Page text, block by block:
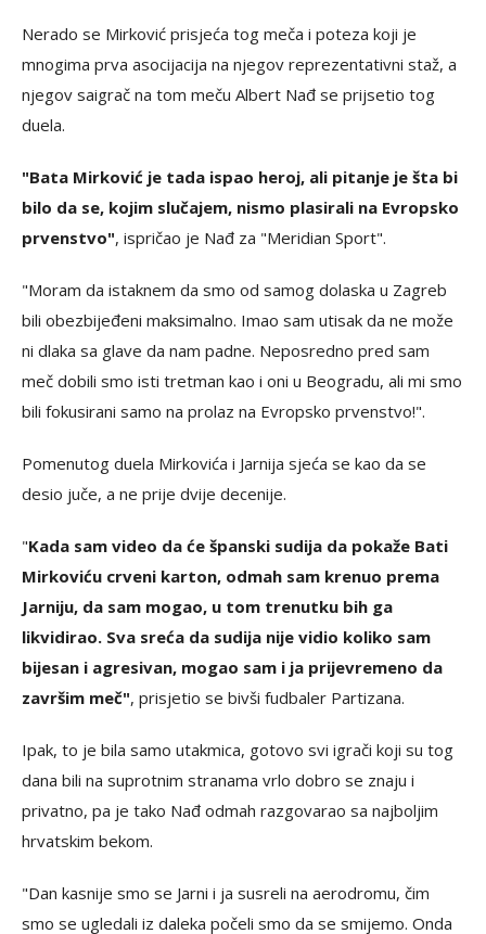
Nerado se Mirković prisjeća tog meča i poteza koji je
mnogima prva asocijacija na njegov reprezentativni staž, a
njegov saigrač na tom meču Albert Nađ se prijsetio tog
duela.
"Bata Mirković je tada ispao heroj, ali pitanje je šta bi
bilo da se, kojim slučajem, nismo plasirali na Evropsko
prvenstvo", ispričao je Nađ za "Meridian Sport".
"Moram da istaknem da smo od samog dolaska u Zagreb
bili obezbijeđeni maksimalno. Imao sam utisak da ne može
ni dlaka sa glave da nam padne. Neposredno pred sam
meč dobili smo isti tretman kao i oni u Beogradu, ali mi smo
bili fokusirani samo na prolaz na Evropsko prvenstvo!".
Pomenutog duela Mirkovića i Jarnija sjeća se kao da se
desio juče, a ne prije dvije decenije.
"Kada sam video da će španski sudija da pokaže Bati
Mirkoviću crveni karton, odmah sam krenuo prema
Jarniju, da sam mogao, u tom trenutku bih ga
likvidirao. Sva sreća da sudija nije vidio koliko sam
bijesan i agresivan, mogao sam i ja prijevremeno da
završim meč", prisjetio se bivši fudbaler Partizana.
Ipak, to je bila samo utakmica, gotovo svi igrači koji su tog
dana bili na suprotnim stranama vrlo dobro se znaju i
privatno, pa je tako Nađ odmah razgovarao sa najboljim
hrvatskim bekom.
"Dan kasnije smo se Jarni i ja susreli na aerodromu, čim
smo se ugledali iz daleka počeli smo da se smijemo. Onda